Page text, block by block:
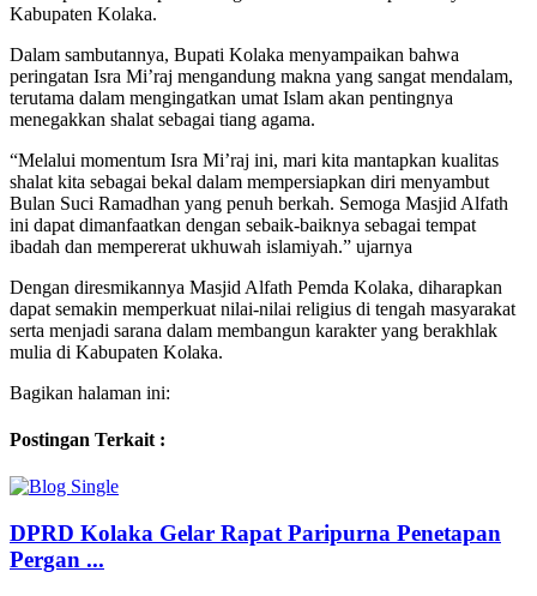
Kabupaten Kolaka.
Dalam sambutannya, Bupati Kolaka menyampaikan bahwa
peringatan Isra Mi’raj mengandung makna yang sangat mendalam,
terutama dalam mengingatkan umat Islam akan pentingnya
menegakkan shalat sebagai tiang agama.
“Melalui momentum Isra Mi’raj ini, mari kita mantapkan kualitas
shalat kita sebagai bekal dalam mempersiapkan diri menyambut
Bulan Suci Ramadhan yang penuh berkah. Semoga Masjid Alfath
ini dapat dimanfaatkan dengan sebaik-baiknya sebagai tempat
ibadah dan mempererat ukhuwah islamiyah.” ujarnya
Dengan diresmikannya Masjid Alfath Pemda Kolaka, diharapkan
dapat semakin memperkuat nilai-nilai religius di tengah masyarakat
serta menjadi sarana dalam membangun karakter yang berakhlak
mulia di Kabupaten Kolaka.
Bagikan halaman ini:
Postingan Terkait :
DPRD Kolaka Gelar Rapat Paripurna Penetapan
Pergan ...